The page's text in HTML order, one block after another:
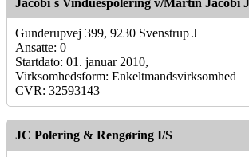
Gunderupvej 399, 9230 Svenstrup J
Ansatte: 0
Startdato: 01. januar 2010,
Virksomhedsform: Enkeltmandsvirksomhed
CVR: 32593143
JC Polering & Rengøring I/S